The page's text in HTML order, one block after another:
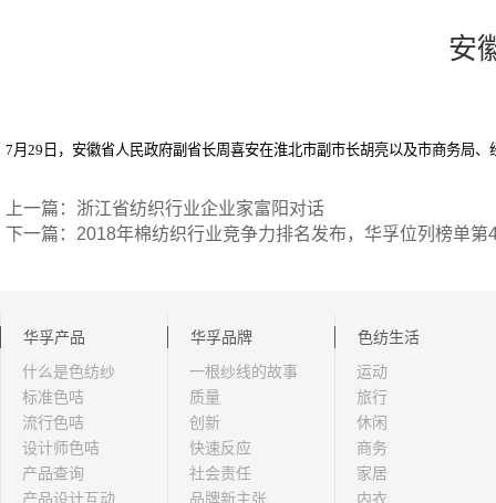
安
7月 29 日，安徽省人民政府副省长周喜安在淮北市副市长胡亮以及市商务局
上一篇：浙江省纺织行业企业家富阳对话
下一篇：2018年棉纺织行业竞争力排名发布，华孚位列榜单第
华孚产品
什么是色纺纱
标准色咭
流行色咭
设计师色咭
产品查询
产品设计互动
华孚品牌
一根纱线的故事
质量
创新
快速反应
社会责任
品牌新主张
色纺生活
运动
旅行
休闲
商务
家居
内衣